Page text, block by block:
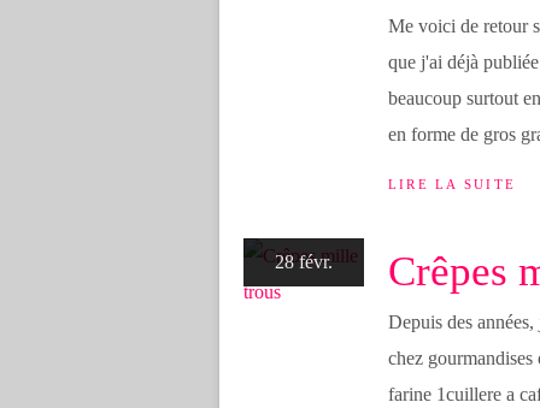
Me voici de retour
que j'ai déjà
beaucoup surtout
en forme de gros
LIRE LA SUITE
28 févr. Crêpes
Depuis des
chez
farine 1cuillere a